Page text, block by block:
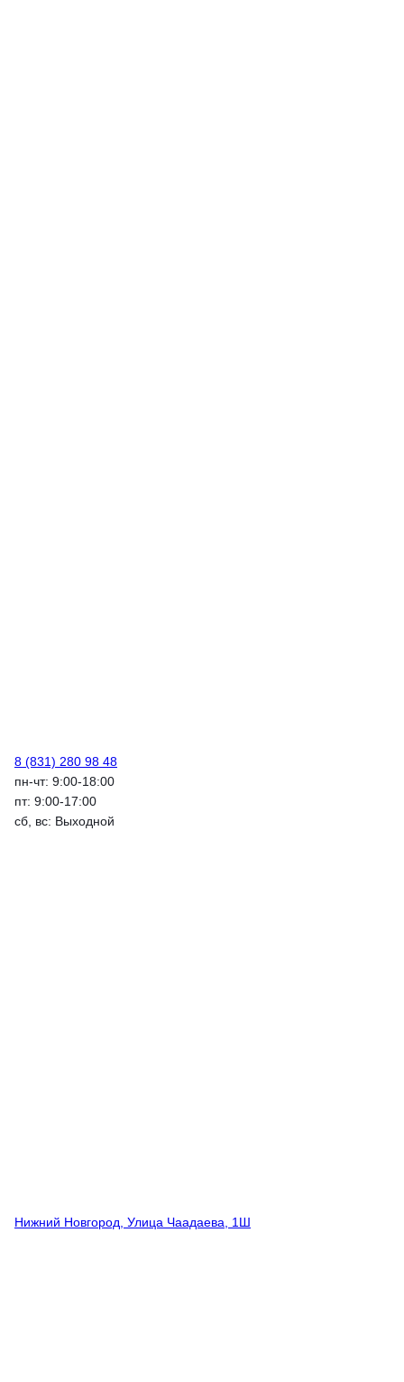
8 (831) 280 98 48
пн-чт: 9:00-18:00
пт: 9:00-17:00
сб, вс: Выходной
Нижний Новгород, Улица Чаадаева, 1Ш